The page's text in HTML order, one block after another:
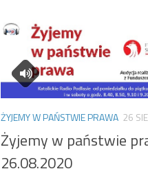
ŻYJEMY W PAŃSTWIE PRAWA 26
Żyjemy w państwie
26.08.2020